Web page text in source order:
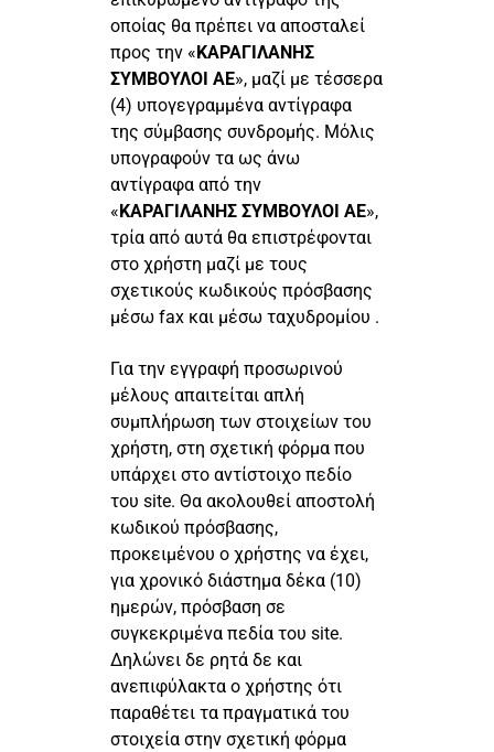
οποίας θα πρέπει να αποσταλεί
προς την «ΚΑΡΑΓΙΛΑΝΗΣ
ΣΥΜΒΟΥΛΟΙ ΑΕ», μαζί με τέσσερα
(4) υπογεγραμμένα αντίγραφα
της σύμβασης συνδρομής. Μόλις
υπογραφούν τα ως άνω
αντίγραφα από την
«ΚΑΡΑΓΙΛΑΝΗΣ ΣΥΜΒΟΥΛΟΙ ΑΕ»,
τρία από αυτά θα επιστρέφονται
στο χρήστη μαζί με τους
σχετικούς κωδικούς πρόσβασης
μέσω fax και μέσω ταχυδρομίου .
Για την εγγραφή προσωρινού
μέλους απαιτείται απλή
συμπλήρωση των στοιχείων του
χρήστη, στη σχετική φόρμα που
υπάρχει στο αντίστοιχο πεδίο
του site. Θα ακολουθεί αποστολή
κωδικού πρόσβασης,
προκειμένου ο χρήστης να έχει,
για χρονικό διάστημα δέκα (10)
ημερών, πρόσβαση σε
συγκεκριμένα πεδία του site.
Δηλώνει δε ρητά δε και
ανεπιφύλακτα ο χρήστης ότι
παραθέτει τα πραγματικά του
στοιχεία στην σχετική φόρμα